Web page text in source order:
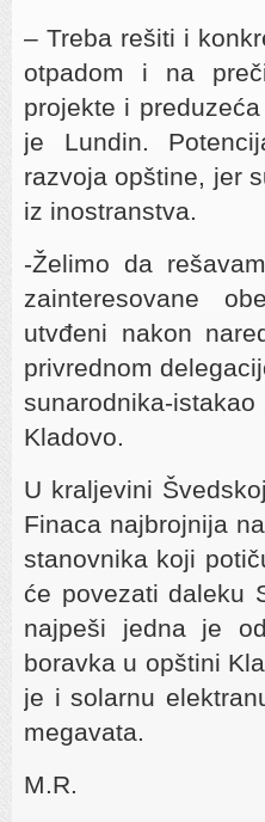
– Treba rešiti i
otpadom i na
projekte i
je Lundin.
razvoja opštine, jer
iz inostranstva.
-Želimo da
zainteresovane
utvđeni nakon
privrednom
sunarodnika-
Kladovo.
U kraljevini
Finaca najbrojnija
stanovnika koji
će povezati daleku
najpeši jedna je
boravka u opštini
je i solarnu
megavata.
M.R.